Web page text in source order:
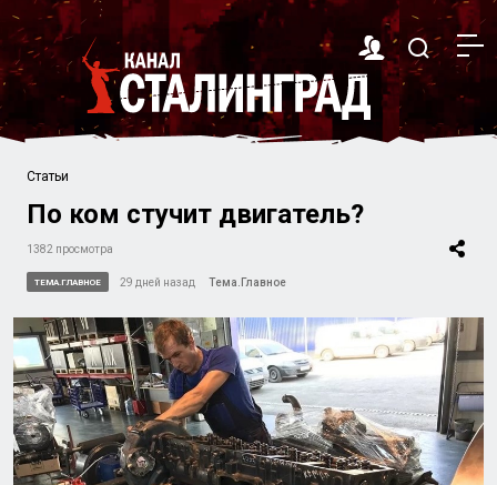
Статьи
По ком стучит двигатель?
1382 просмотра
ТЕМА.ГЛАВНОЕ 29 дней назад Тема.Главное